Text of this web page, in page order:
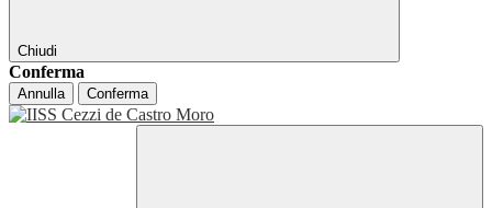
Chiudi
Conferma
Annulla Conferma